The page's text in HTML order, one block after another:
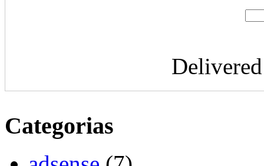
Categorias